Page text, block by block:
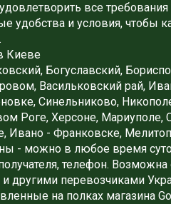
все
удобства и условия, чтобы
Киеве
Богуславский,
Васильковский рай,
Синельниково,
Роге, Херсоне, Мариуполе,
Ивано - Франковске,
- можно в любое время
телефон.
другими перевозчиками
на полках магазина